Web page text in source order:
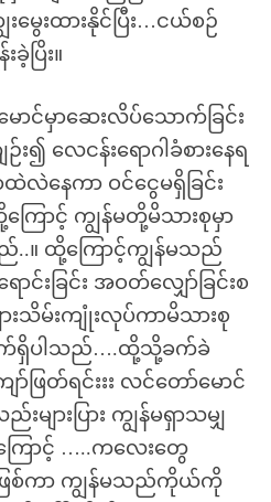
းမွေးထားနိုင်ပြီး…ငယ်စဉ်
ပြိး။
င်မှာဆေးလိပ်သောက်ခြင်း
း၍ လေငန်းရောဂါခံစားနေရ
လဲနေကာ ဝင်ငွေမရှိခြင်း
ြောင့် ကျွန်မတို့မိသားစုမှာ
ည်..။ ထို့ကြောင့်ကျွန်မသည်
းခြင်း အဝတ်လျှော်ခြင်းစ
းသိမ်းကျုံးလုပ်ကာမိသားစု
က်ရှိပါသည်….ထို့သို့ခက်ခဲ
ဖြတ်ရင်းးး လင်တော်မောင်
ျားပြား ကျွန်မရှာသမျှ
ြောင့် …..ကလေးတွေ
ဖြစ်ကာ ကျွန်မသည်ကိုယ်ကို